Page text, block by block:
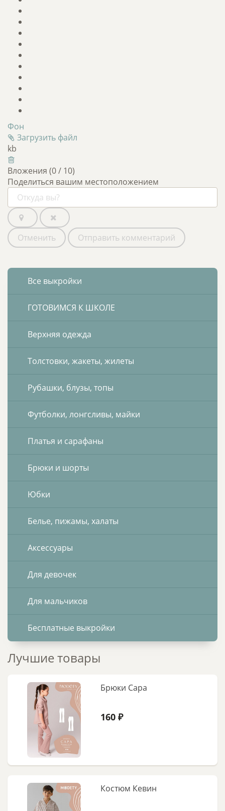
Фон
Загрузить файл
kb
Вложения (0/ 10)
Поделиться вашим местоположением
Отменить Отправить комментарий
Все выкройки
ГОТОВИМСЯ К ШКОЛЕ
Верхняя одежда
Толстовки, жакеты, жилеты
Рубашки, блузы, топы
Футболки, лонгсливы, майки
Платья и сарафаны
Брюки и шорты
Юбки
Белье, пижамы, халаты
Аксессуары
Для девочек
Для мальчиков
Бесплатные выкройки
Лучшие товары
Брюки Сара
160 ₽
Костюм Кевин